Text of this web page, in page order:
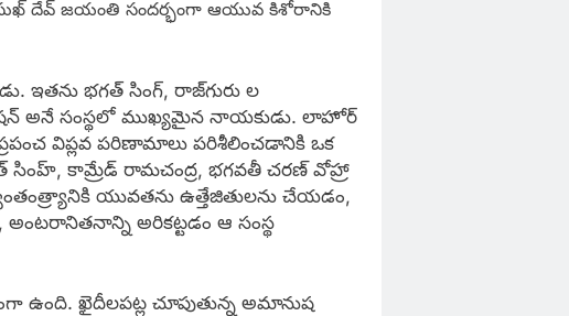
దేవ్ జయంతి సందర్భంగా ఆయువ కిశోరానికి
ఇతను భగత్ సింగ్, రాజ్‌గురు ల
అనే సంస్థలో ముఖ్యమైన నాయకుడు. లాహోర్
విప్లవ పరిణామాలు పరిశీలించడానికి ఒక
సింహ్, కామ్రేడ్ రామచంద్ర, భగవతీ చరణ్ వోహ్రా
యువతను ఉత్తేజితులను చేయడం,
అరికట్టడం ఆ సంస్థ
ఉంది. ఖైదీలపట్ల చూపుతున్న అమానుష